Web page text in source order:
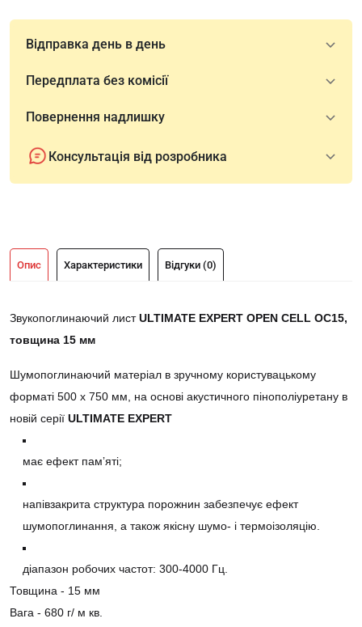
Відправка день в день
Передплата без комісії
Повернення надлишку
Консультація від розробника
Опис Характеристики Відгуки (0)
Звукопоглинаючий листULTIMATE EXPERT OPEN CELL OC15,
товщина 15 мм
Шумопоглинаючий матеріал в зручному користувацькому
форматі 500 х 750 мм, на основі акустичного пінополіуретану в
новій серії ULTIMATE EXPERT
має ефект памʼяті;
напівзакрита структура порожнин забезпечує ефект
шумопоглинання, а також якісну шумо- і термоізоляцію.
діапазон робочих частот: 300-4000 Гц.
Товщина - 15 мм
Вага - 680 г/ м кв.